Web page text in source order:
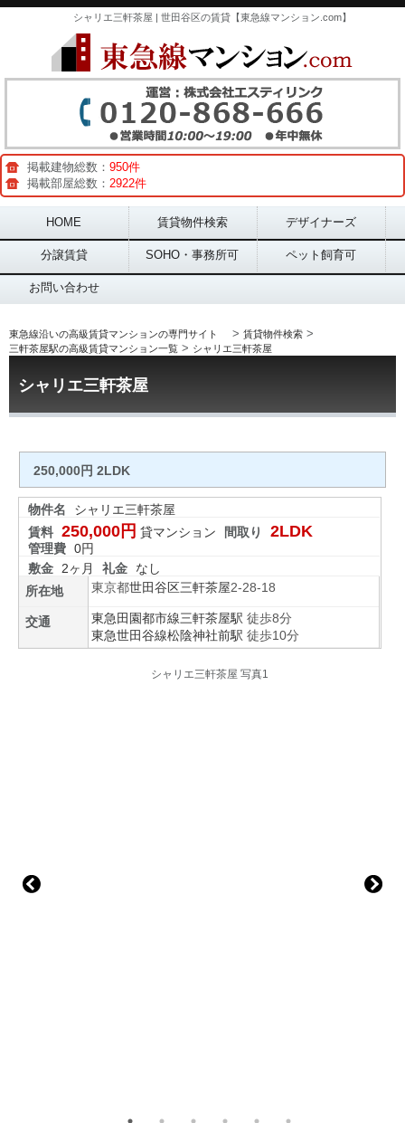
シャリエ三軒茶屋 | 世田谷区の賃貸【東急線マンション.com】
掲載建物総数： 950件
掲載部屋総数： 2922件
Main menu
HOME 賃貸物件検索 デザイナーズ
分譲賃貸 SOHO・事務所可 ペット飼育可
お問い合わせ
東急線沿いの高級賃貸マンションの専門サイト > 賃貸物件検索 >
三軒茶屋駅の高級賃貸マンション一覧 > シャリエ三軒茶屋
シャリエ三軒茶屋
250,000円 2LDK
物件名
シャリエ三軒茶屋
賃料 250,000円 貸マンション 間取り 2LDK
管理費 0円
敷金
2ヶ月 礼金
なし
所在地
東京都世田谷区三軒茶屋2-28-18
交通 東急田園都市線三軒茶屋駅 徒歩8分
東急世田谷線松陰神社前駅 徒歩10分